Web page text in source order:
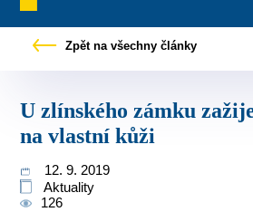
vyřídit Potřebuji zaplatit
Zpět na všechny články
U zlínského zámku zažijete středověk
na vlastní kůži
12. 9. 2019
Aktuality
126